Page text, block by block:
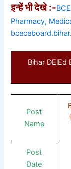
इन्हें भी देखे :-
Pharmacy,
Bihar DElEd
Post
Name
Post
Date